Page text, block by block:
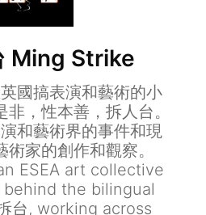
Ming Strike
國搞表演和藝術的小
，性本善，拆人台。
和藝術界的事件和現
家的創作和觀察。
ESEA art collective
the bilingual
台, working across